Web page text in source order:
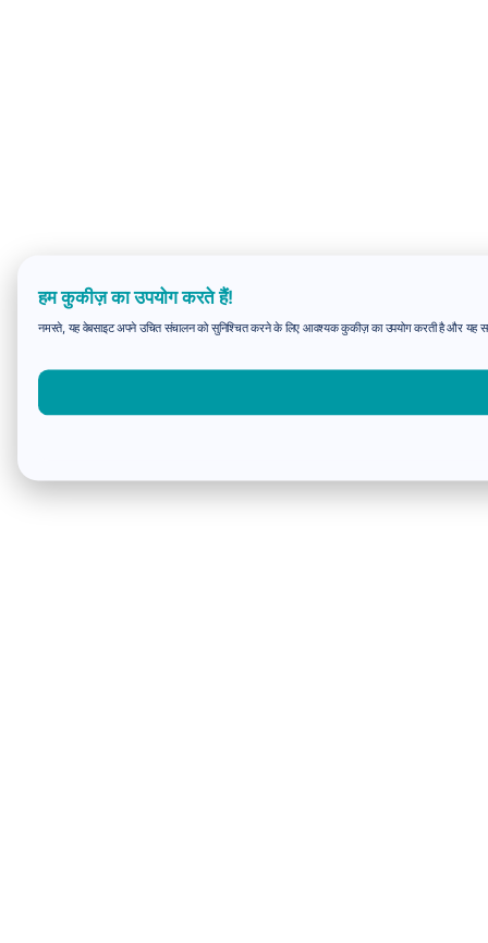
हम कुकीज़ का उपयोग करते हैं!
नमस्ते, यह वेबसाइट अपने उचित संचालन को सुनिश्चित करने के लिए आवश्यक कुकीज़ का उपयोग करती है और यह